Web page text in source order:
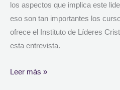
los aspectos que implica este
eso son tan importantes los
ofrece el Instituto de Líderes
esta entrevista.
Leer más »